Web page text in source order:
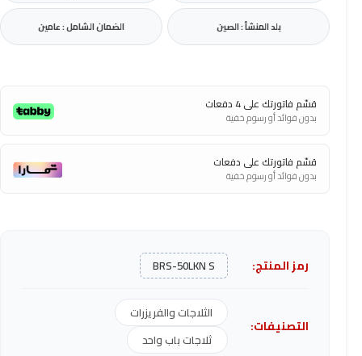
بلد المنشأ : الصين الضمان الشامل : عامين
قسّم فاتورتك على 4 دفعات
بدون فوائد أو رسوم خفية
قسّم فاتورتك على دفعات
بدون فوائد أو رسوم خفية
رمز المنتج: BRS-50LKN S
التصنيفات:
الثلاجات والفريزرات
ثلاجات باب واحد